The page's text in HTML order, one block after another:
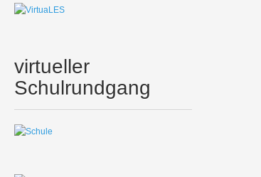
virtueller
Schulrundgang